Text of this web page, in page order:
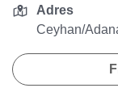
Adres
Ceyhan/